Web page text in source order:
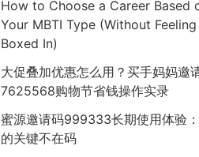
How to Choose a Career Based
Your MBTI Type (Without Feeling
Boxed In)
大促叠加优惠怎么用？买手妈妈邀
7625568购物节省钱操作实录
蜜源邀请码999333长期使用体验
的关键不在码